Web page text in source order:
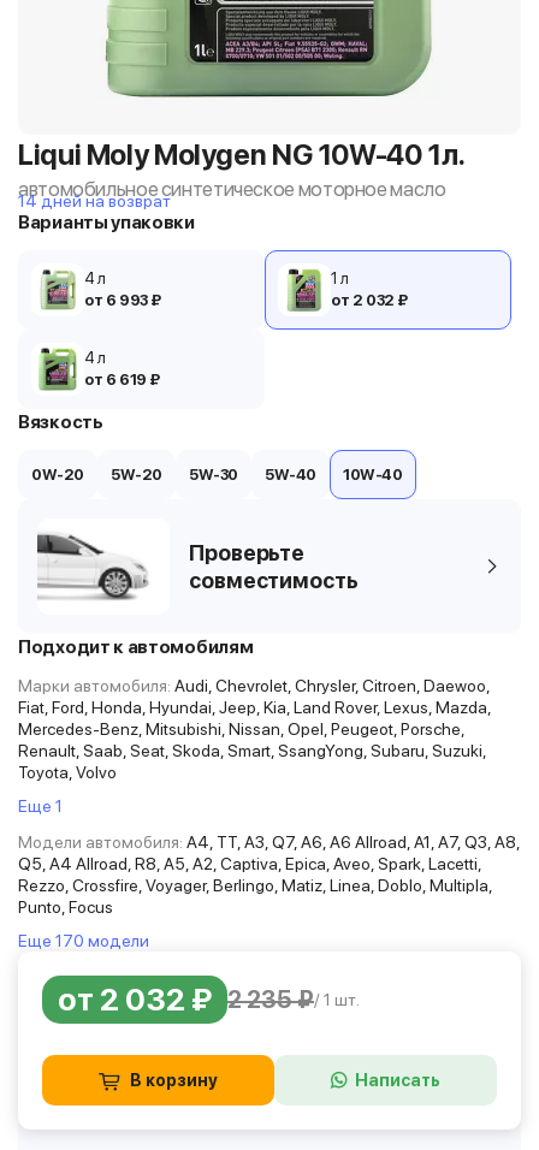
Liqui Moly Molygen NG 10W-40 1л.
автомобильное синтетическое моторное масло
14 дней на возврат
Варианты упаковки
4 л
от 6 993 ₽
1 л
от 2 032 ₽
4 л
от 6 619 ₽
Вязкость
0W-20 5W-20 5W-30 5W-40 10W-40
Проверьте
совместимость
Подходит к автомобилям
Марки автомобиля: Audi, Chevrolet, Chrysler, Citroen, Daewoo,
Fiat, Ford, Honda, Hyundai, Jeep, Kia, Land Rover, Lexus, Mazda,
Mercedes-Benz, Mitsubishi, Nissan, Opel, Peugeot, Porsche,
Renault, Saab, Seat, Skoda, Smart, SsangYong, Subaru, Suzuki,
Toyota, Volvo
Еще 1
Модели автомобиля: A4, TT, A3, Q7, A6, A6 Allroad, A1, A7, Q3, A8,
Q5, A4 Allroad, R8, A5, A2, Captiva, Epica, Aveo, Spark, Lacetti,
Rezzo, Crossfire, Voyager, Berlingo, Matiz, Linea, Doblo, Multipla,
Punto, Focus
Еще 170 модели
от 2 032 ₽ 2 235 ₽/ 1 шт.
В корзину Написать